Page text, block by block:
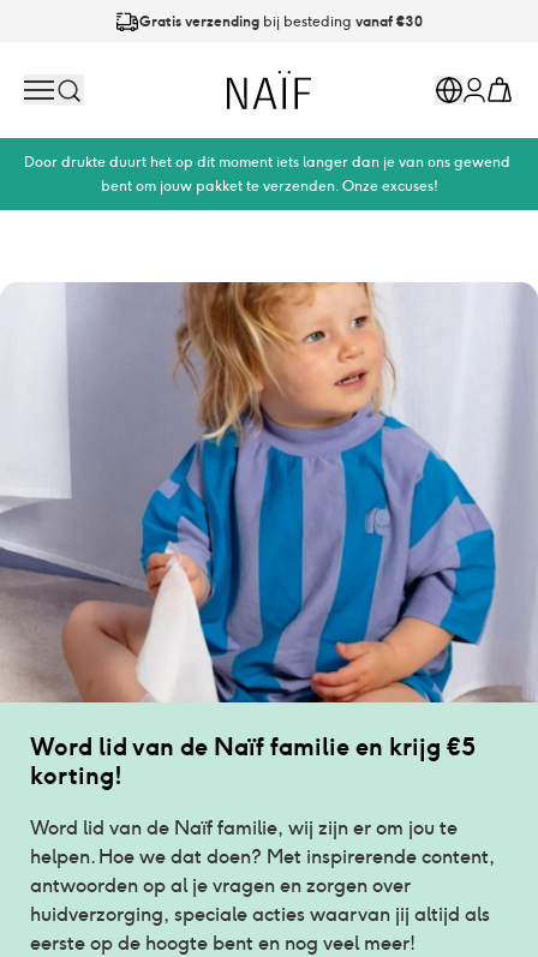
Gratis verzending bij besteding vanaf €30
Search Naïf Markets
Account
Cart
Door drukte duurt het op dit moment iets langer dan je van ons gewend
bent om jouw pakket te verzenden. Onze excuses!
Word lid van de Naïf familie en krijg €5
korting!
Word lid van de Naïf familie, wij zijn er om jou te
helpen. Hoe we dat doen? Met inspirerende content,
antwoorden op al je vragen en zorgen over
huidverzorging, speciale acties waarvan jij altijd als
eerste op de hoogte bent en nog veel meer!